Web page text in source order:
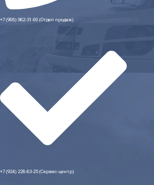
+7 (908) 982-31-00 (Отдел продаж)
+7 (924) 228-83-25 (Сервис-центр)